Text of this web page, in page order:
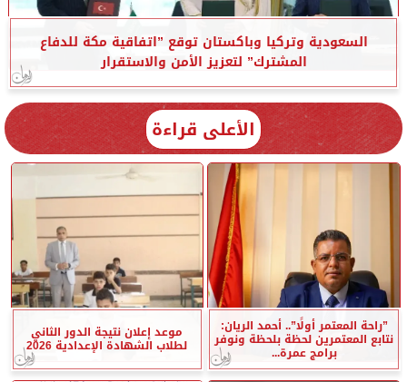
السعودية وتركيا وباكستان توقع ”اتفاقية مكة للدفاع
المشترك” لتعزيز الأمن والاستقرار
الأعلى قراءة
”راحة المعتمر أولًا”.. أحمد الريان:
نتابع المعتمرين لحظة بلحظة ونوفر
برامج عمرة...
موعد إعلان نتيجة الدور الثاني
لطلاب الشهادة الإعدادية 2026